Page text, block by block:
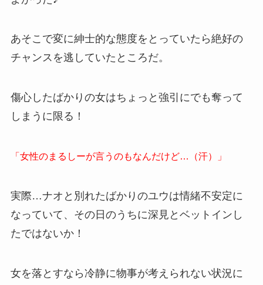
あそこで変に紳士的な態度をとっていたら絶好の
チャンスを逃していたところだ。
傷心したばかりの女はちょっと強引にでも奪って
しまうに限る！
「女性のまるしーが言うのもなんだけど…（汗）」
実際…ナオと別れたばかりのユウは情緒不安定に
なっていて、その日のうちに深見とベットインし
たではないか！
女を落とすなら冷静に物事が考えられない状況に